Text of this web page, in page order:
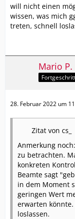
will nicht einen
wissen, was mich
treten, schnell
Mario P.
28. Februar 2022 um
Zitat von cs_
Anmerkung
zu betrachten.
konkreten
Beamte sagt
in dem Moment
geringen Wert
erwarten
loslassen.